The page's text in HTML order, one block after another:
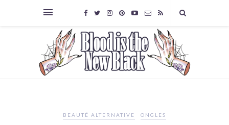
BEAUTÉ ALTERNATIVE ONGLES